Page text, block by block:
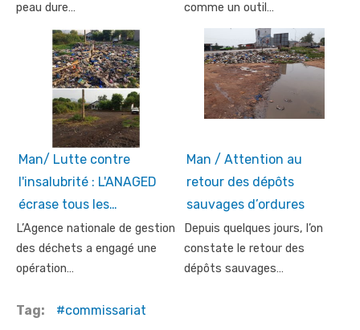
peau dure…
comme un outil…
Man/ Lutte contre
l'insalubrité : L'ANAGED
écrase tous les…
L’Agence nationale de gestion
des déchets a engagé une
opération…
Man / Attention au
retour des dépôts
sauvages d’ordures
Depuis quelques jours, l’on
constate le retour des
dépôts sauvages…
Tag: commissariat